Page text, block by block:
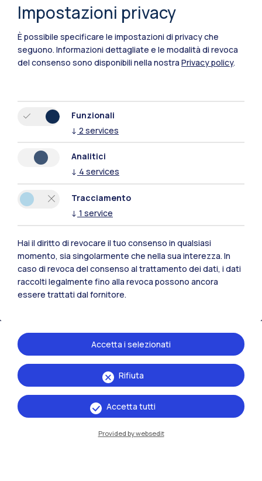
Polimi Community
Residenze Frontiere
Impostazioni privacy
È possibile specificare le impostazioni di privacy che
seguono. Informazioni dettagliate e le modalità di revoca
del consenso sono disponibili nella nostra Privacy policy.
Funzionali
↓ 2 services
Analitici
↓ 4 services
Tracciamento
↓ 1 service
Hai il diritto di revocare il tuo consenso in qualsiasi
momento, sia singolarmente che nella sua interezza. In
caso di revoca del consenso al trattamento dei dati, i dati
raccolti legalmente fino alla revoca possono ancora
essere trattati dal fornitore.
Rifiuta
Accetta i selezionati
Accetta tutti
Provided by websedit